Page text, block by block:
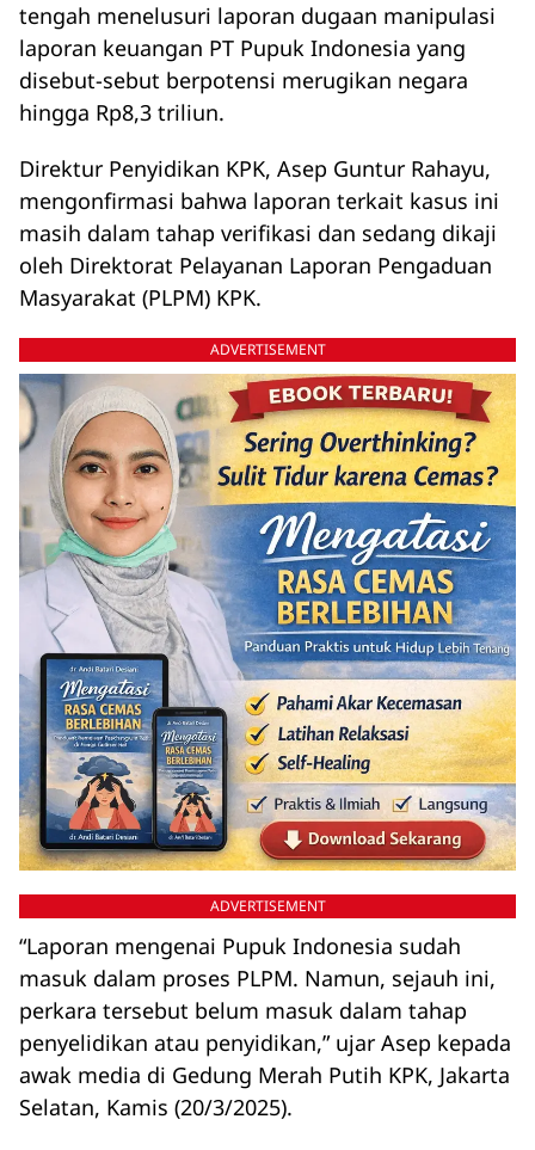
tengah menelusuri laporan dugaan manipulasi
laporan keuangan PT Pupuk Indonesia yang
disebut-sebut berpotensi merugikan negara
hingga Rp8,3 triliun.
Direktur Penyidikan KPK, Asep Guntur Rahayu,
mengonfirmasi bahwa laporan terkait kasus ini
masih dalam tahap verifikasi dan sedang dikaji
oleh Direktorat Pelayanan Laporan Pengaduan
Masyarakat (PLPM) KPK.
ADVERTISEMENT
ADVERTISEMENT
“Laporan mengenai Pupuk Indonesia sudah
masuk dalam proses PLPM. Namun, sejauh ini,
perkara tersebut belum masuk dalam tahap
penyelidikan atau penyidikan,” ujar Asep kepada
awak media di Gedung Merah Putih KPK, Jakarta
Selatan, Kamis (20/3/2025).